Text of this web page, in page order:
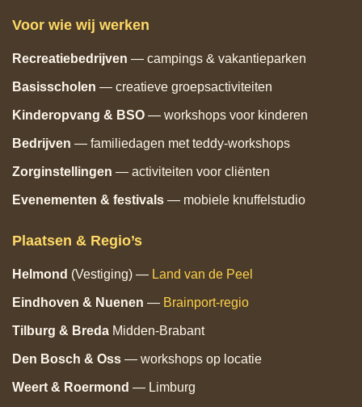
Voor wie wij werken
Recreatiebedrijven — campings & vakantieparken
Basisscholen — creatieve groepsactiviteiten
Kinderopvang & BSO — workshops voor kinderen
Bedrijven — familiedagen met teddy‑workshops
Zorginstellingen — activiteiten voor cliënten
Evenementen & festivals — mobiele knuffelstudio
Plaatsen & Regio’s
Helmond (Vestiging) — Land van de Peel
Eindhoven & Nuenen — Brainport‑regio
Tilburg & Breda Midden‑Brabant
Den Bosch & Oss — workshops op locatie
Weert & Roermond — Limburg